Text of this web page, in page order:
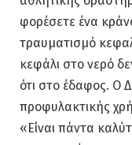
φορέσετε ένα
τραυματισμό
κεφάλι στο νερό
ότι στο έδαφος. Ο
προφυλακτικής
«Είναι πάντα